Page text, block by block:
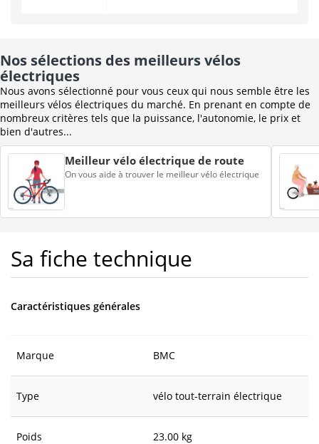
Nos sélections des meilleurs vélos
électriques
Nous avons sélectionné pour vous ceux qui nous semble être les
meilleurs vélos électriques du marché. En prenant en compte de
nombreux critères tels que la puissance, l'autonomie, le prix et
bien d'autres...
Meilleur vélo électrique de route
On vous aide à trouver le meilleur vélo électrique
Sa fiche technique
Caractéristiques générales
Marque BMC
Type vélo tout-terrain électrique
Poids 23.00 kg